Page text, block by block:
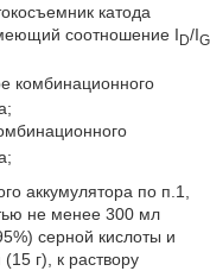
катода
соотношение ID/IG
комбинационного
аккумулятора по п.1,
не менее 300 мл
серной кислоты и
г), к раствору